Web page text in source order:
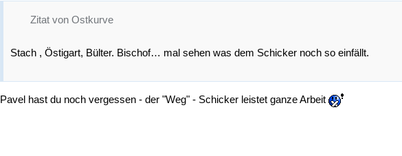
Zitat von Ostkurve
Stach , Östigart, Bülter. Bischof… mal sehen was dem Schicker noch so einfällt.
Pavel hast du noch vergessen - der "Weg" - Schicker leistet ganze Arbeit